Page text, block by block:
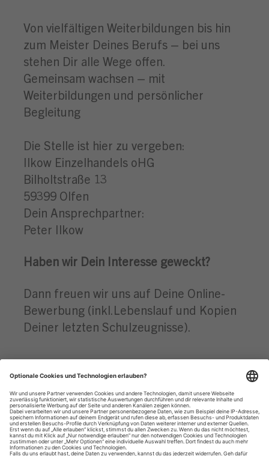
Von vielfältigen Weiterbildungen bis hin
zum Meister Deines Berufs – bei uns
stehen Dir alle Wege offen.
Gemeinsam wachsen – mit
Weiterbildungen und persönlicher
Begleitung
Die Stelle ist hier zu vergeben:
Ilkow Einzelhandels oHG
Bilholtstraße 13
59399 Olfen
Dein Ansprechpartner:
Peter Ilkow
Haben wir Dein Interesse geweckt?
Dann freuen wir uns auf Deine Online-
Bewerbung (inkl.Lebenslauf und Kopien
Deiner letzten Schulzeugnisse).
Datenschutzhinweise
Impressum